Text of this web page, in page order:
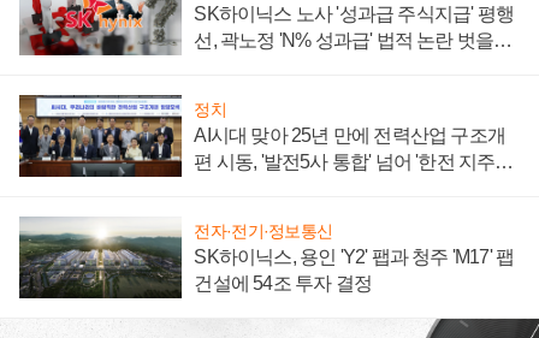
SK하이닉스 노사 '성과급 주식지급' 평행
선, 곽노정 'N% 성과급' 법적 논란 벗을지
정치
AI시대 맞아 25년 만에 전력산업 구조개
편 시동, '발전5사 통합' 넘어 '한전 지주사'
전자·전기·정보통신
SK하이닉스, 용인 'Y2' 팹과 청주 'M17' 팹
건설에 54조 투자 결정